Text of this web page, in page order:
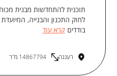
לחוק התכנון והבנייה,
בודדים קרא עוד
רעננה 14867794 מ"ר